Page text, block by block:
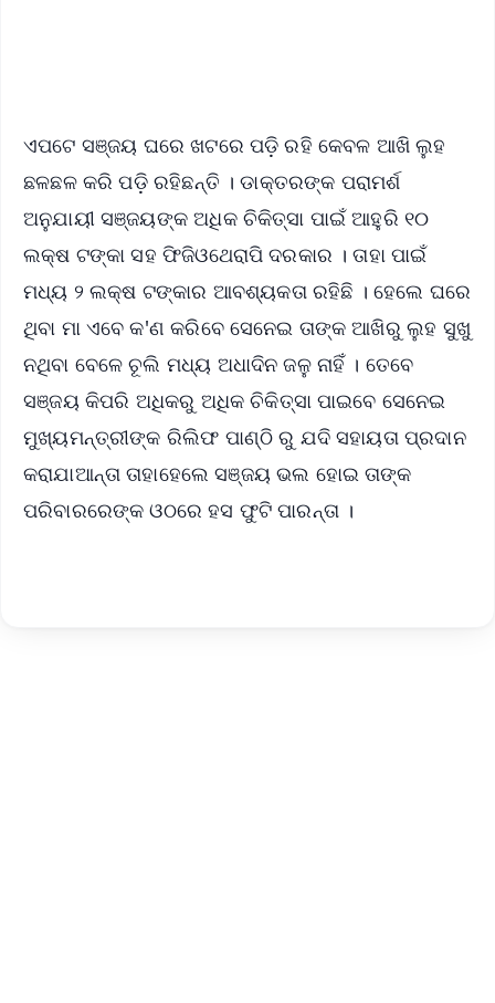
ଏପଟେ ସଞ୍ଜୟ ଘରେ ଖଟରେ ପଡ଼ି ରହି କେବଳ ଆଖି ଲୁହ
ଛଳଛଳ କରି ପଡ଼ି ରହିଛନ୍ତି । ଡାକ୍ତରଙ୍କ ପରାମର୍ଶ
ଅନୁଯାୟୀ ସଞ୍ଜୟଙ୍କ ଅଧିକ ଚିକିତ୍ସା ପାଇଁ ଆହୁରି ୧୦
ଲକ୍ଷ ଟଙ୍କା ସହ ଫିଜିଓଥେରାପି ଦରକାର । ତାହା ପାଇଁ
ମଧ୍ୟ ୨ ଲକ୍ଷ ଟଙ୍କାର ଆବଶ୍ୟକତା ରହିଛି । ହେଲେ ଘରେ
ଥିବା ମା ଏବେ କ'ଣ କରିବେ ସେନେଇ ତାଙ୍କ ଆଖିରୁ ଲୁହ ସୁଖୁ
ନଥିବା ବେଳେ ଚୂଲି ମଧ୍ୟ ଅଧାଦିନ ଜଳୁ ନାହିଁ । ତେବେ
ସଞ୍ଜୟ କିପରି ଅଧିକରୁ ଅଧିକ ଚିକିତ୍ସା ପାଇବେ ସେନେଇ
ମୁଖ୍ୟମନ୍ତ୍ରୀଙ୍କ ରିଲିଫ ପାଣ୍ଠି ରୁ ଯଦି ସହାୟତା ପ୍ରଦାନ
କରାଯାଆନ୍ତା ତାହାହେଲେ ସଞ୍ଜୟ ଭଲ ହୋଇ ତାଙ୍କ
ପରିବାରରେଙ୍କ ଓଠରେ ହସ ଫୁଟି ପାରନ୍ତା ।